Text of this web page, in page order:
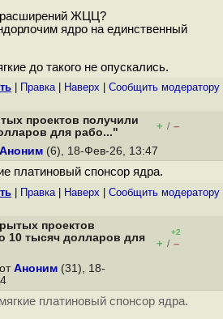
ЖЦЦ?
ядро на единственный
до такого не опускались.
Правка| Наверх Cообщить модератору
проектов получили
для рабо..."
+ / –
Аноним (6), 18-Фев-26, 13:47
платиновый спонсор ядра.
Правка| Наверх Cообщить модератору
проектов
10 тысяч долларов для
+2
+ / –
Аноним (31), 18-
платиновый спонсор ядра.